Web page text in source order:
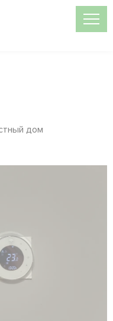
дом